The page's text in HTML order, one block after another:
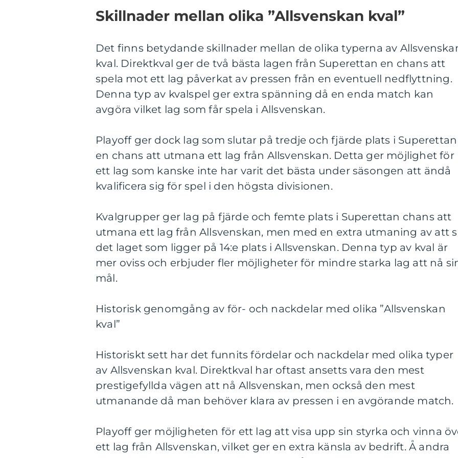
Skillnader mellan olika ”Allsvenskan kval”
Det finns betydande skillnader mellan de olika typerna av
kval. Direktkval ger de två bästa lagen från Superettan en chans att
spela mot ett lag påverkat av pressen från en eventuell nedflyttning.
Denna typ av kvalspel ger extra spänning då en enda match kan
avgöra vilket lag som får spela i Allsvenskan.
Playoff ger dock lag som slutar på tredje och fjärde plats i Superettan
en chans att utmana ett lag från Allsvenskan. Detta ger möjlighet för
ett lag som kanske inte har varit det bästa under säsongen att ändå
kvalificera sig för spel i den högsta divisionen.
Kvalgrupper ger lag på fjärde och femte plats i Superettan chans att
utmana ett lag från Allsvenskan, men med en extra utmaning av att
det laget som ligger på 14:e plats i Allsvenskan. Denna typ av kval är
mer oviss och erbjuder fler möjligheter för mindre starka lag att nå
mål.
Historisk genomgång av för- och nackdelar med olika ”Allsvenskan
kval”
Historiskt sett har det funnits fördelar och nackdelar med olika typer
av Allsvenskan kval. Direktkval har oftast ansetts vara den mest
prestigefyllda vägen att nå Allsvenskan, men också den mest
utmanande då man behöver klara av pressen i en avgörande match.
Playoff ger möjligheten för ett lag att visa upp sin styrka och vinna
ett lag från Allsvenskan, vilket ger en extra känsla av bedrift. Å andra